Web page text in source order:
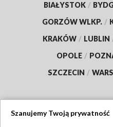
BIAŁYSTOK /
GORZÓW WLKP. /
KRAKÓW / LUBLIN
OPOLE /
SZCZECIN /
Szanujemy Twoją prywatność